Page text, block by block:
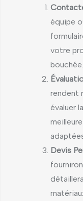
équipe
votre
bouchée.
rendent
évaluer
Devis